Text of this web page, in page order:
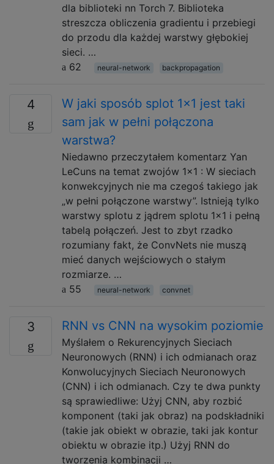
dla biblioteki nn Torch 7. Biblioteka
streszcza obliczenia gradientu i przebiegi
do przodu dla każdej warstwy głębokiej
sieci. …
62
neural-network backpropagation
4
W jaki sposób splot 1x1 jest taki
sam jak w pełni połączona
warstwa?
Niedawno przeczytałem komentarz Yan
LeCuns na temat zwojów 1x1 : W sieciach
konwekcyjnych nie ma czegoś takiego jak
„w pełni połączone warstwy”. Istnieją tylko
warstwy splotu z jądrem splotu 1x1 i pełną
tabelą połączeń. Jest to zbyt rzadko
rozumiany fakt, że ConvNets nie muszą
mieć danych wejściowych o stałym
rozmiarze. …
55
neural-network convnet
3 RNN vs CNN na wysokim poziomie
Myślałem o Rekurencyjnych Sieciach
Neuronowych (RNN) i ich odmianach oraz
Konwolucyjnych Sieciach Neuronowych
(CNN) i ich odmianach. Czy te dwa punkty
są sprawiedliwe: Użyj CNN, aby rozbić
komponent (taki jak obraz) na podskładniki
(takie jak obiekt w obrazie, taki jak kontur
obiektu w obrazie itp.) Użyj RNN do
tworzenia kombinacji …